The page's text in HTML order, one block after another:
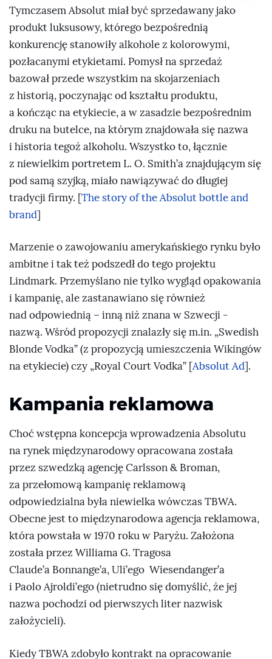
Tymczasem Absolut miał być sprzedawany jako
produkt luksusowy, którego bezpośrednią
konkurencję stanowiły alkohole z kolorowymi,
pozłacanymi etykietami. Pomysł na sprzedaż
bazował przede wszystkim na skojarzeniach
z historią, poczynając od kształtu produktu,
a kończąc na etykiecie, a w zasadzie bezpośrednim
druku na butelce, na którym znajdowała się nazwa
i historia tegoż alkoholu. Wszystko to, łącznie
z niewielkim portretem L. O. Smith’a znajdującym się
pod samą szyjką, miało nawiązywać do długiej
tradycji firmy. [The story of the Absolut bottle and
brand]
Marzenie o zawojowaniu amerykańskiego rynku było
ambitne i tak też podszedł do tego projektu
Lindmark. Przemyślano nie tylko wygląd opakowania
i kampanię, ale zastanawiano się również
nad odpowiednią – inną niż znana w Szwecji -
nazwą. Wśród propozycji znalazły się m.in. „Swedish
Blonde Vodka” (z propozycją umieszczenia Wikingów
na etykiecie) czy „Royal Court Vodka” [Absolut Ad].
Kampania reklamowa
Choć wstępna koncepcja wprowadzenia Absolutu
na rynek międzynarodowy opracowana została
przez szwedzką agencję Carlsson & Broman,
za przełomową kampanię reklamową
odpowiedzialna była niewielka wówczas TBWA.
Obecne jest to międzynarodowa agencja reklamowa,
która powstała w 1970 roku w Paryżu. Założona
została przez Williama G. Tragosa
Claude’a Bonnange’a, Uli’ego Wiesendanger’a
i Paolo Ajroldi’ego (nietrudno się domyślić, że jej
nazwa pochodzi od pierwszych liter nazwisk
założycieli).
Kiedy TBWA zdobyło kontrakt na opracowanie